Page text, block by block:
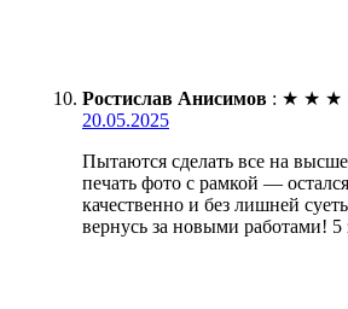
Ростислав Анисимов : ★ ★ ★
20.05.2025
Пытаются сделать все на
печать фото с рамкой —
качественно и без лишней
вернусь за новыми работами! 5